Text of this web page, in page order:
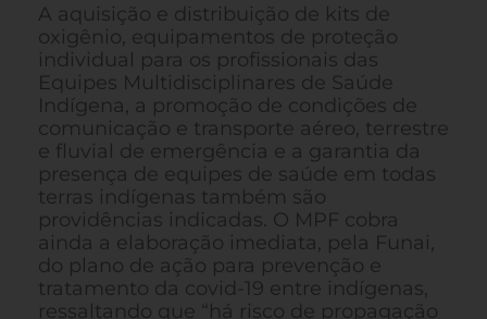
A aquisição e distribuição de kits de
oxigênio, equipamentos de proteção
individual para os profissionais das
Equipes Multidisciplinares de Saúde
Indígena, a promoção de condições de
comunicação e transporte aéreo, terrestre
e fluvial de emergência e a garantia da
presença de equipes de saúde em todas
terras indígenas também são
providências indicadas. O MPF cobra
ainda a elaboração imediata, pela Funai,
do plano de ação para prevenção e
tratamento da covid-19 entre indígenas,
ressaltando que “há risco de propagação